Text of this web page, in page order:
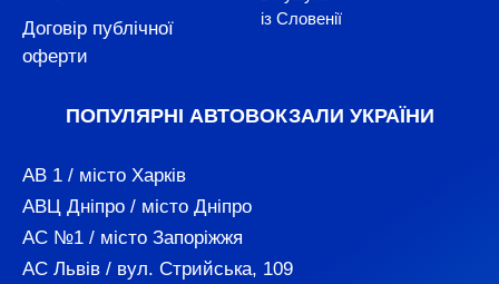
Договір публічної
оферти
із Словенії
ПОПУЛЯРНІ АВТОВОКЗАЛИ УКРАЇНИ
АВ 1 / місто Харків
АВЦ Дніпро / місто Дніпро
АС №1 / місто Запоріжжя
АС Львів / вул. Стрийська, 109